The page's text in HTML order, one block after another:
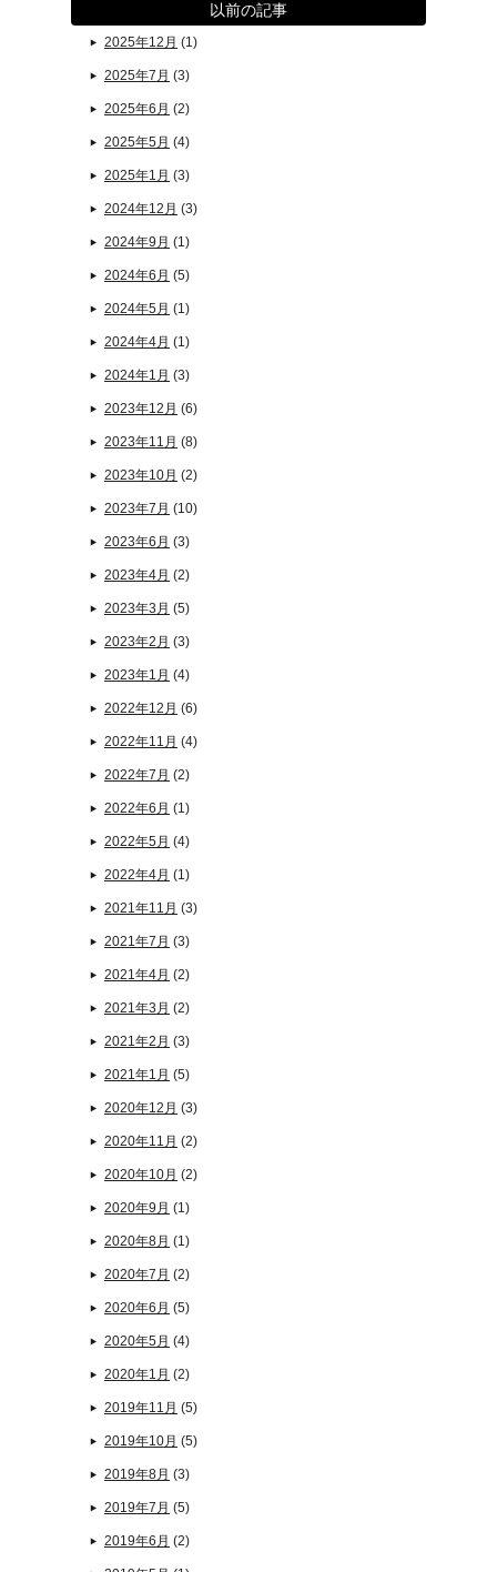
以前の記事
2025年12月 (1)
2025年7月 (3)
2025年6月 (2)
2025年5月 (4)
2025年1月 (3)
2024年12月 (3)
2024年9月 (1)
2024年6月 (5)
2024年5月 (1)
2024年4月 (1)
2024年1月 (3)
2023年12月 (6)
2023年11月 (8)
2023年10月 (2)
2023年7月 (10)
2023年6月 (3)
2023年4月 (2)
2023年3月 (5)
2023年2月 (3)
2023年1月 (4)
2022年12月 (6)
2022年11月 (4)
2022年7月 (2)
2022年6月 (1)
2022年5月 (4)
2022年4月 (1)
2021年11月 (3)
2021年7月 (3)
2021年4月 (2)
2021年3月 (2)
2021年2月 (3)
2021年1月 (5)
2020年12月 (3)
2020年11月 (2)
2020年10月 (2)
2020年9月 (1)
2020年8月 (1)
2020年7月 (2)
2020年6月 (5)
2020年5月 (4)
2020年1月 (2)
2019年11月 (5)
2019年10月 (5)
2019年8月 (3)
2019年7月 (5)
2019年6月 (2)